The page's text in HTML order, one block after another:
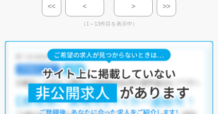
<< < > >>
（1～13件目を表示中）